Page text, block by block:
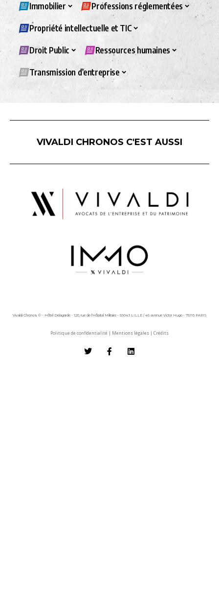
Immobilier Professions réglementées
Propriété intellectuelle et TIC
Droit Public Ressources humaines
Transmission d’entreprise
VIVALDI CHRONOS C'EST AUSSI
Vivaldi Chronos © - Hôtel Delagarde - 120, rue de l'Hôpital Militaire - 59043 LILLE / 45 avenue Victor Hugo - 75116 PARIS
Politique de confidentialité | Mentions légales | Crédits